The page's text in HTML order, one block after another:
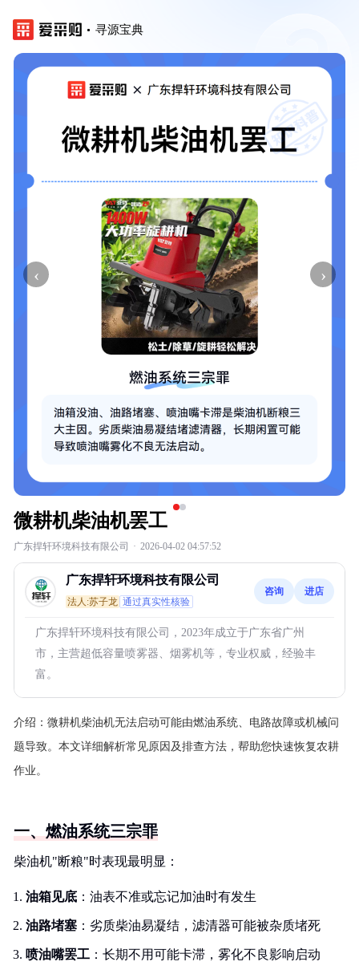
寻源宝典
‹ ›
微耕机柴油机罢工
广东捍轩环境科技有限公司 · 2026-04-02 04:57:52
广东捍轩环境科技有限公司
法人:苏子龙 通过真实性核验
咨询 进店
广东捍轩环境科技有限公司，2023年成立于广东省广州
市，主营超低容量喷雾器、烟雾机等，专业权威，经验丰
富。
介绍： 微耕机柴油机无法启动可能由燃油系统、电路故障或机械问
题导致。本文详细解析常见原因及排查方法，帮助您快速恢复农耕
作业。
一、燃油系统三宗罪
柴油机"断粮"时表现最明显：
油箱见底 ：油表不准或忘记加油时有发生
油路堵塞 ：劣质柴油易凝结，滤清器可能被杂质堵死
喷油嘴罢工 ：长期不用可能卡滞，雾化不良影响启动